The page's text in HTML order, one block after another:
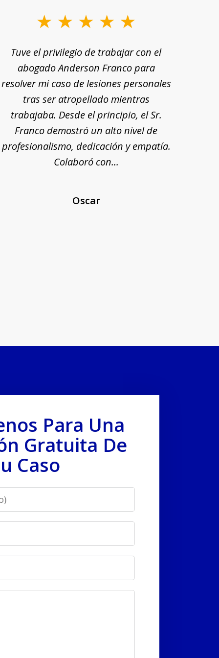
Tuve el privilegio de trabajar con el
abogado Anderson Franco para
resolver mi caso de lesiones personales
tras ser atropellado mientras
trabajaba. Desde el principio, el Sr.
Franco demostró un alto nivel de
profesionalismo, dedicación y empatía.
Colaboró con...
Oscar
Para Una
Gratuita De
Caso